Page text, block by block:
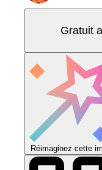
Gratuit
Réimaginez cette